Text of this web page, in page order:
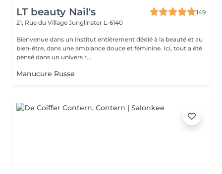
LT beauty Nail's
149
21, Rue du Village Junglinster L-6140
Bienvenue dans un institut entièrement dédié à la beauté et au
bien-être, dans une ambiance douce et féminine. Ici, tout a été
pensé dans un univers r...
Manucure Russe